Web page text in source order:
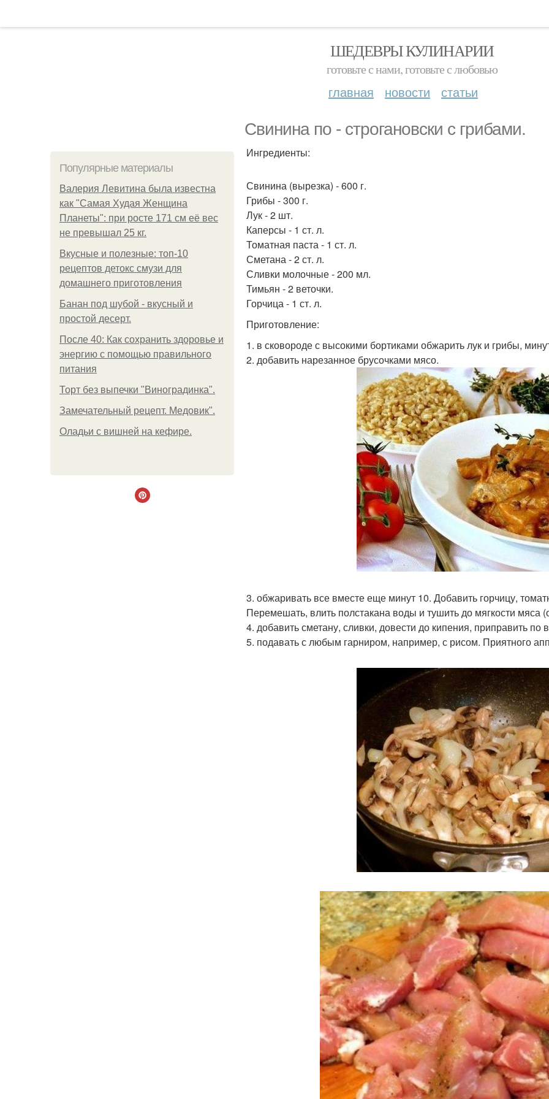
ШЕДЕВРЫ КУЛИНАРИИ
готовьте с нами, готовьте с любовью
главная новости статьи
Свинина по - строгановски с грибами.
Популярные материалы
Валерия Левитина была известна
как "Самая Худая Женщина
Планеты": при росте 171 см её вес
не превышал 25 кг.
Вкусные и полезные: топ-10
рецептов детокс смузи для
домашнего приготовления
Банан под шубой - вкусный и
простой десерт.
После 40: Как сохранить здоровье и
энергию с помощью правильного
питания
Торт без выпечки "Виноградинка".
Замечательный рецепт. Медовик".
Оладьи с вишней на кефире.
Ингредиенты:
Свинина (вырезка) - 600 г.
Грибы - 300 г.
Лук - 2 шт.
Каперсы - 1 ст. л.
Томатная паста - 1 ст. л.
Сметана - 2 ст. л.
Сливки молочные - 200 мл.
Тимьян - 2 веточки.
Горчица - 1 ст. л.
Приготовление:
1. в сковороде с высокими бортиками обжарить лук и грибы,
2. добавить нарезанное брусочками мясо.
3. обжаривать все вместе еще минут 10. Добавить горчицу,
Перемешать, влить полстакана воды и тушить до мягкости мяса
4. добавить сметану, сливки, довести до кипения, приправить по
5. подавать с любым гарниром, например, с рисом. Приятного